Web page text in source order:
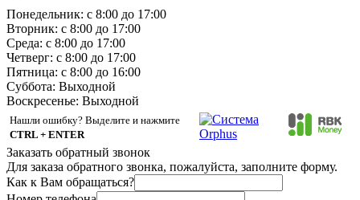
Понедельник: с 8:00 до 17:00
Вторник: с 8:00 до 17:00
Среда: с 8:00 до 17:00
Четверг: с 8:00 до 17:00
Пятница: с 8:00 до 16:00
Суббота: Выходной
Воскресенье: Выходной
Нашли ошибку? Выделите и нажмите
CTRL + ENTER
Заказать обратный звонок
Для заказа обратного звонка, пожалуйста, заполните форму.
Как к Вам обращаться?